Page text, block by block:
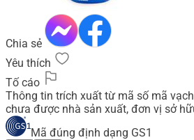
Chia sẻ
Yêu thích
Tố cáo
Thông tin trích xuất từ mã số mã
chưa được nhà sản xuất, đơn vị sở
Mã đúng định dạng GS1